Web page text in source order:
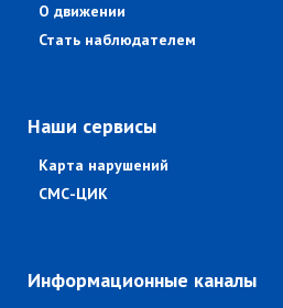
О движении
Стать наблюдателем
Наши сервисы
Карта нарушений
СМС-ЦИК
Информационные каналы